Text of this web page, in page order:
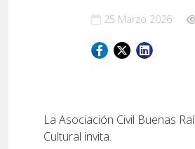
25 Marzo 2026
La Asociación Civil Buenas
Cultural invita.